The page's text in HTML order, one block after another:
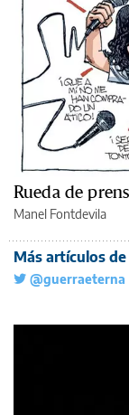
Rueda de
Manel Fontdevila
Más artículos
@guerraeterna